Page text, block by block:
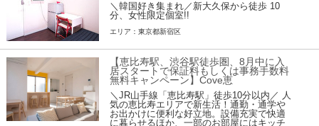
＼韓国好き集まれ／新大久保から徒歩 10
分、女性限定個室!!
エリア：東京都新宿区
【恵比寿駅、渋谷駅徒歩圏、8月中に入
居スタートで保証料もしくは事務手数料
無料キャンペーン】Cove恵
＼JR山手線「恵比寿駅」徒歩10分以内／ 人
気の恵比寿エリアで新生活！通勤・通学や
お出かけに便利な好立地。設備充実で快適
に暮らせるほか、一部のお部屋にはキッチ